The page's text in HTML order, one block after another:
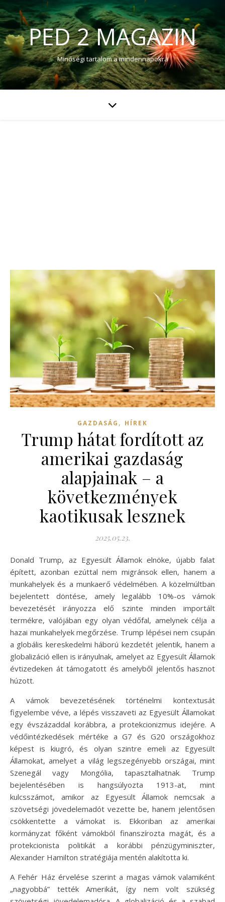
PED 2 MAGAZIN
Minőségi tartalom a mindennapokra
GAZDASÁG , HÍREK
Trump hátat fordított az
amerikai gazdaság
alapjainak – a
következmények
kaotikusak lesznek
2025.05.23.
Donald Trump, az Egyesült Államok elnöke, újabb falat
épített, azonban ezúttal nem migránsok ellen, hanem a
munkahelyek és a munkaerő védelmében. A közelmúltban
bejelentett döntése, amely legalább 10%-os vámok
bevezetését irányozza elő szinte minden importált
termékre, valójában egy olyan védőfal, amelynek célja a
hazai munkahelyek megőrzése. Trump lépései nem csupán
a globális kereskedelmi háború kezdetét jelentik, hanem a
globalizáció ellen is irányulnak, amelyet az Egyesült Államok
évtizedeken át támogatott és amelyből jelentős hasznot
húzott.
A vámok bevezetésének történelmi kontextusát
figyelembe véve, a lépés visszaveti az Egyesült Államokat
egy évszázaddal korábbra, a protekcionizmus idejére. A
védőintézkedések mértéke a G7 és G20 országokhoz
képest is kiugró, és olyan szintre emeli az Egyesült
Államokat, amelyet a világ legszegényebb országai, mint
Szenegál vagy Mongólia, tapasztalhatnak. Trump
bejelentésében is hangsúlyozta 1913-at, mint
kulcsszámot, amikor az Egyesült Államok nemcsak a
szövetségi jövedelemadót vezette be, hanem jelentősen
csökkentette a vámokat is. Ekkoriban az amerikai
kormányzat főként vámokból finanszírozta magát, és a
protekcionista politikát a korábbi pénzügyminiszter,
Alexander Hamilton stratégiája mentén alakította ki.
A Fehér Ház érvelése szerint a magas vámok valamiként
„nagyobbá” tették Amerikát, így nem volt szükség